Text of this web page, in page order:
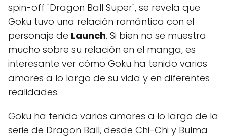
spin-off "Dragon Ball Super", se revela que
Goku tuvo una relación romántica con el
personaje de Launch. Si bien no se muestra
mucho sobre su relación en el manga, es
interesante ver cómo Goku ha tenido varios
amores a lo largo de su vida y en diferentes
realidades.
Goku ha tenido varios amores a lo largo de la
serie de Dragon Ball, desde Chi-Chi y Bulma